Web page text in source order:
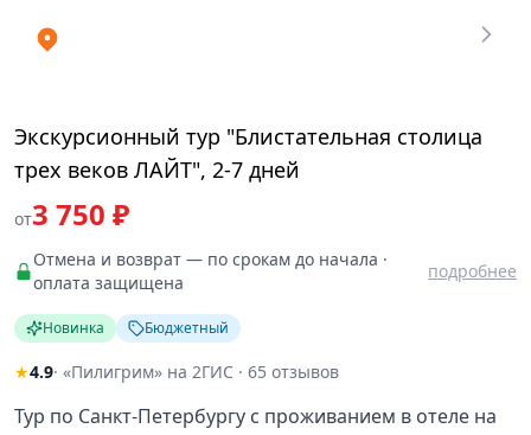
Экскурсионный тур "Блистательная столица
трех веков ЛАЙТ", 2-7 дней
от3 750 ₽
Отмена и возврат — по срокам до начала ·
оплата защищена
подробнее
Новинка Бюджетный
★4.9· «Пилигрим» на 2ГИС · 65 отзывов
Тур по Санкт-Петербургу с проживанием в отеле на